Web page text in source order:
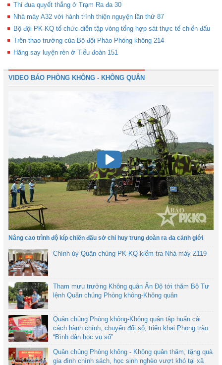
Thi đua quyết thắng ở Trạm Ra đa 30
Nhà máy A32 với hành trình thiện nguyện lần thứ 87
Bộ đội PK-KQ tổ chức diễn tập vòng tổng hợp sát thực tế chiến đấu
Trên thao trường của Bộ đội Pháo Phòng không 214
Hăng say luyện rèn ở Tiểu đoàn 151
VIDEO BÁO PHÒNG KHÔNG - KHÔNG QUÂN
Nâng cao trình độ kíp chiến đấu sở chỉ huy trung đoàn ra đa cảnh giới
Chính ủy Quân chủng PK-KQ kiểm tra Nhà máy Z119
Tham mưu trưởng Không quân Ấn Độ tới thăm Bộ Tư
lệnh Quân chủng Phòng không-Không quân
Quân chủng Phòng không-Không quân tập huấn cải
cách hành chính, chuyển đổi số, triển khai Phong trào
“Bình dân học vụ số”
Quân chủng Phòng không - Không quân thăm, tặng quà
gia đình chính sách, học sinh nghèo vượt khó tại xã